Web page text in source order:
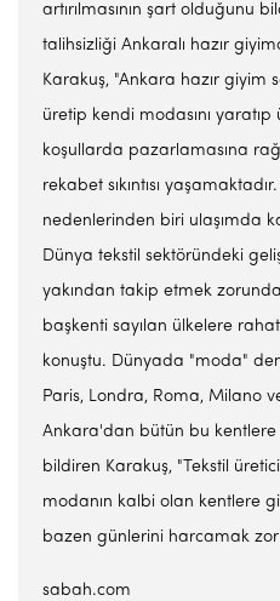
artırılmasının şart olduğunu
talihsizliği Ankaralı hazır
Karakuş, "Ankara hazır giyim
üretip kendi modasını
koşullarda pazarlamasına
rekabet sıkıntısı
nedenlerinden biri ulaşımda
Dünya tekstil sektöründeki
yakından takip etmek
başkenti sayılan ülkelere
konuştu. Dünyada "moda"
Paris, Londra, Roma, Milano
Ankara'dan bütün bu kentlere
bildiren Karakuş, "Tekstil
modanın kalbi olan kentlere
bazen günlerini harcamak
sabah.com